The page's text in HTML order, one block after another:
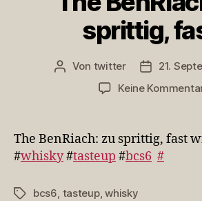
sprittig,
Beitragsautor
Von twitter
21.
Keine
The BenRiach: zu sprittig, fast
#whisky#tasteup #bcs6 #
Schlagwörter
bcs6, tasteup,whisky